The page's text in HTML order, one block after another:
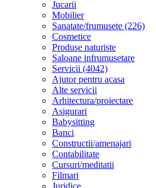
Jucarii
Mobilier
Sanatate/frumusete (226)
Cosmetice
Produse naturiste
Saloane infrumusetare
Servicii (4042)
Ajutor pentru acasa
Alte servicii
Arhitectura/proiectare
Asigurari
Babysitting
Banci
Constructii/amenajari
Contabilitate
Cursuri/meditatii
Filmari
Juridice